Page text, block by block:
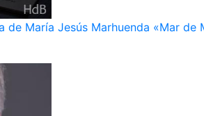
María Jesús Marhuenda «Mar